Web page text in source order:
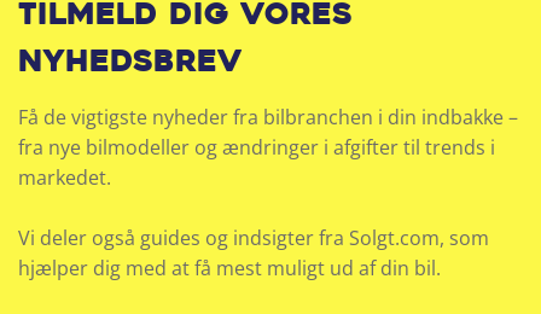
Tilmeld dig vores
nyhedsbrev
Få de vigtigste nyheder fra bilbranchen i din indbakke –
fra nye bilmodeller og ændringer i afgifter til trends i
markedet.
Vi deler også guides og indsigter fra Solgt.com, som
hjælper dig med at få mest muligt ud af din bil.